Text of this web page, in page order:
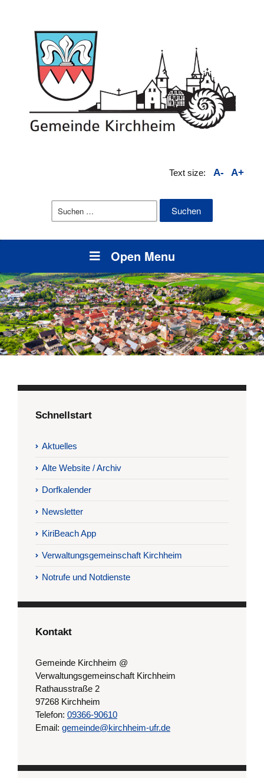
Text size: A- A+
Suchen
Open Menu
Schnellstart
Aktuelles
Alte Website / Archiv
Dorfkalender
Newsletter
KiriBeach App
Verwaltungsgemeinschaft Kirchheim
Notrufe und Notdienste
Kontakt
Gemeinde Kirchheim @
Verwaltungsgemeinschaft Kirchheim
Rathausstraße 2
97268 Kirchheim
Telefon: 09366-90610
Email: gemeinde@kirchheim-ufr.de